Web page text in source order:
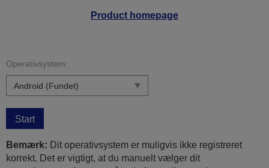
Product homepage
Operativsystem:
Start
Bemærk: Dit operativsystem er muligvis ikke registreret
korrekt. Det er vigtigt, at du manuelt vælger dit